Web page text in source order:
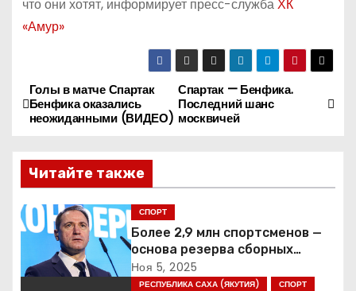
что они хотят, информирует пресс-службаХК
«Амур»
Н
а
в
и
г
а
Спартак — Бенфика.
Последний шанс
москвичей
Голы в матче Спартак
Бенфика оказались
неожиданными (ВИДЕО)
Читайте также
СПОРТ
Более 2,9 млн спортсменов —
основа резерва сборных
России
Ноя 5, 2025
РЕСПУБЛИКА САХА (ЯКУТИЯ) СПОРТ